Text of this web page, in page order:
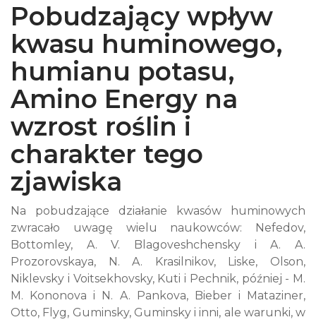
Pobudzający wpływ
kwasu huminowego,
humianu potasu,
Amino Energy na
wzrost roślin i
charakter tego
zjawiska
Na pobudzające działanie kwasów huminowych
zwracało uwagę wielu naukowców: Nefedov,
Bottomley, A. V. Blagoveshchensky i A. A.
Prozorovskaya, N. A. Krasilnikov, Liske, Olson,
Niklevsky i Voitsekhovsky, Kuti i Pechnik, później - M.
M. Kononova i N. A. Pankova, Bieber i Mataziner,
Otto, Flyg, Guminsky, Guminsky i inni, ale warunki, w